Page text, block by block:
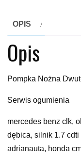
OPIS
Opis
Pompka Nożna
Serwis ogumienia
mercedes benz clk,
dębica, silnik 1.7
adrianauta, honda